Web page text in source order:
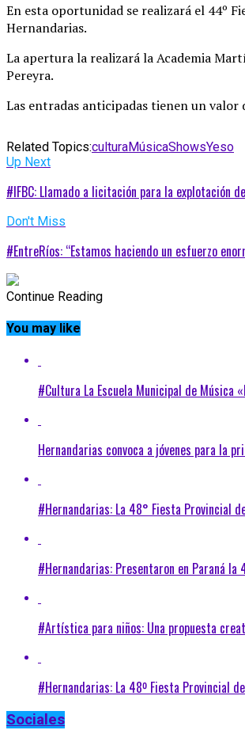
En esta oportunidad se realizará el 44º
Hernandarias.
La apertura la realizará la Academia
Pereyra.
Las entradas anticipadas tienen un valor
Related Topics:culturaMúsicaShowsYeso
Up Next
#IFBC: Llamado a licitación para la explotación
Don't Miss
#EntreRíos: “Estamos haciendo un esfuerzo
Continue Reading
You may like
#Cultura La Escuela Municipal de Música
Hernandarias convoca a jóvenes para la
#Hernandarias: La 48° Fiesta Provincial
#Hernandarias: Presentaron en Paraná
#Artística para niños: Una propuesta
#Hernandarias: La 48º Fiesta Provincial
Sociales